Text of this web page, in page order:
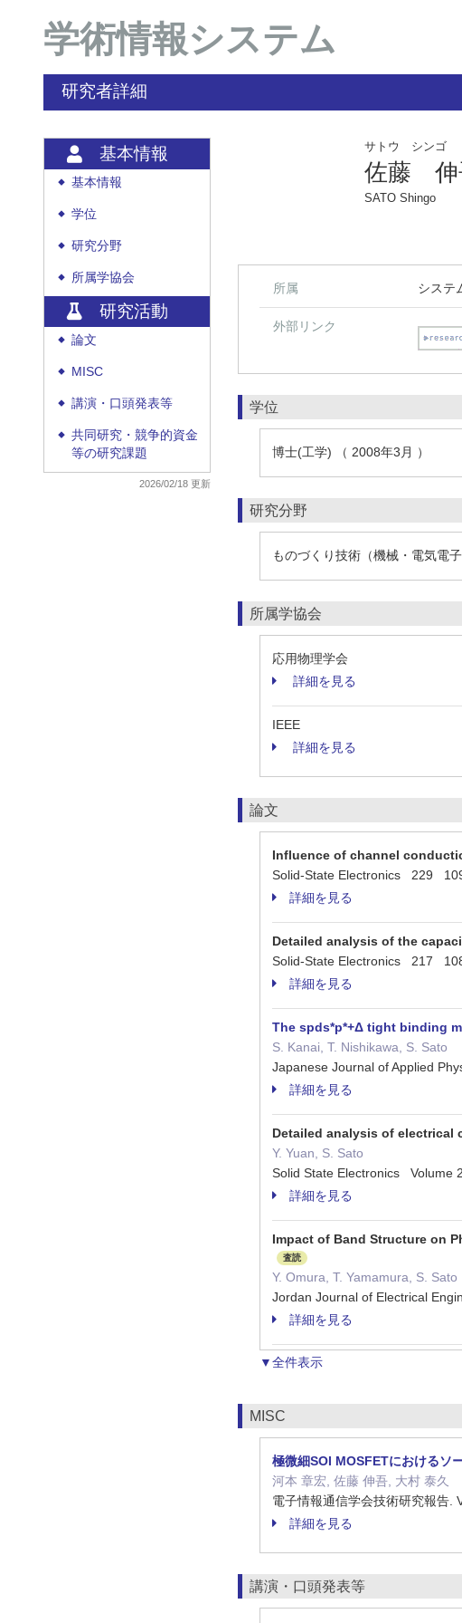
学術情報システム
研究者詳細
基本情報
◆ 基本情報
◆ 学位
◆ 研究分野
◆ 所属学協会
研究活動
◆ 論文
◆ MISC
◆ 講演・口頭発表等
◆
共同研究・競争的資金
等の研究課題
2026/02/18 更新
サトウ シンゴ
佐藤 伸
SATO Shingo
所属 システ
外部リンク
学位
博士(工学) （ 2008年3月 ）
研究分野
ものづくり技術（機械・電気電
所属学協会
応用物理学会
詳細を見る
IEEE
詳細を見る
論文
Influence of channel
Solid-State Electronics 229
詳細を見る
Detailed analysis of the
Solid-State Electronics 217
詳細を見る
The spds*p*+Δ tight binding
S. Kanai, T. Nishikawa, S. Sato
Japanese Journal of Applied
詳細を見る
Detailed analysis of electrical
Y. Yuan, S. Sato
Solid State Electronics Volume
詳細を見る
Impact of Band Structure on
査読
Y. Omura, T. Yamamura, S. Sato
Jordan Journal of Electrical
詳細を見る
▼全件表示
MISC
極微細SOI MOSFETにおけるソ
河本 章宏, 佐藤 伸吾, 大村 泰久
電子情報通信学会技術研究報
詳細を見る
講演・口頭発表等